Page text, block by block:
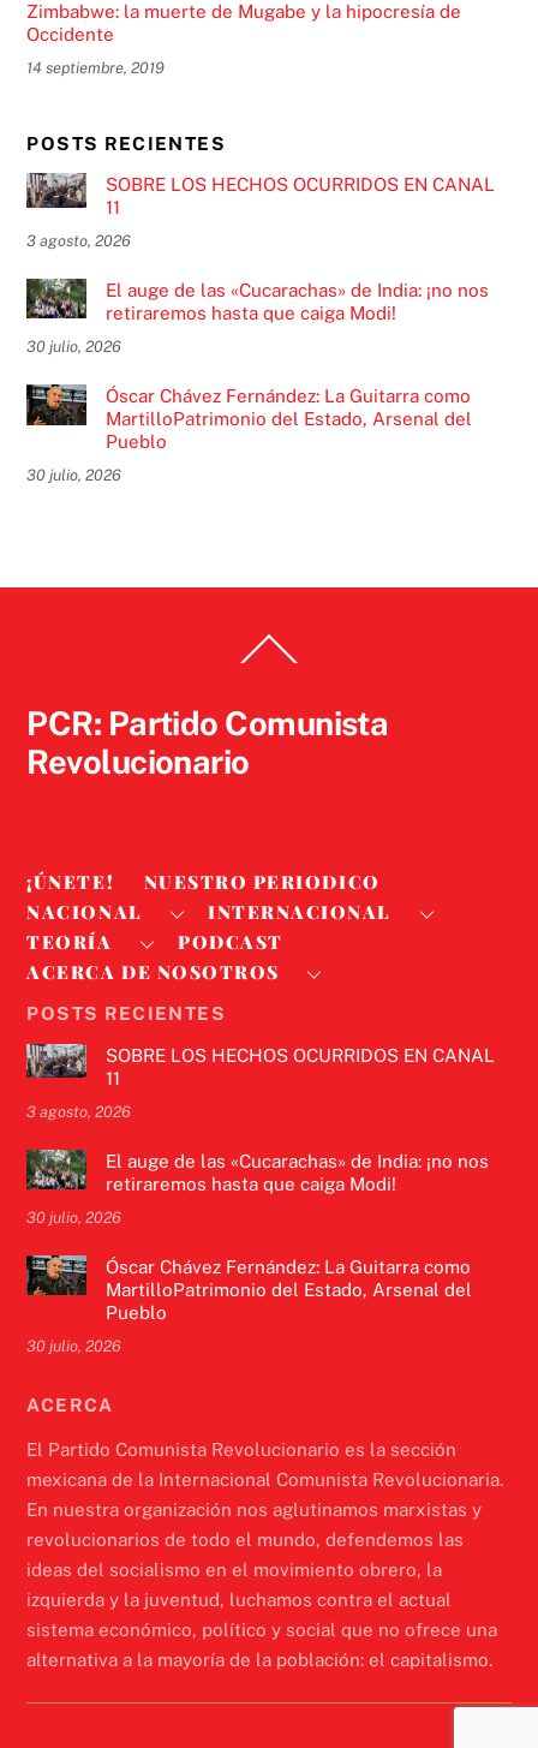
Zimbabwe: la muerte de Mugabe y la hipocresía de
Occidente
14 septiembre, 2019
POSTS RECIENTES
SOBRE LOS HECHOS OCURRIDOS EN CANAL
11
3 agosto, 2026
El auge de las «Cucarachas» de India: ¡no nos
retiraremos hasta que caiga Modi!
30 julio, 2026
Óscar Chávez Fernández: La Guitarra como
MartilloPatrimonio del Estado, Arsenal del
Pueblo
30 julio, 2026
To
PCR: Partido Comunista
Revolucionario
¡ÚNETE!
NUESTRO PERIODICO
NACIONAL
INTERNACIONAL
TEORÍA
PODCAST
ACERCA DE NOSOTROS
POSTS RECIENTES
SOBRE LOS HECHOS OCURRIDOS EN CANAL
11
3 agosto, 2026
El auge de las «Cucarachas» de India: ¡no nos
retiraremos hasta que caiga Modi!
30 julio, 2026
Óscar Chávez Fernández: La Guitarra como
MartilloPatrimonio del Estado, Arsenal del
Pueblo
30 julio, 2026
ACERCA
El Partido Comunista Revolucionario es la sección
mexicana de la Internacional Comunista Revolucionaria.
En nuestra organización nos aglutinamos marxistas y
revolucionarios de todo el mundo, defendemos las
ideas del socialismo en el movimiento obrero, la
izquierda y la juventud, luchamos contra el actual
sistema económico, político y social que no ofrece una
alternativa a la mayoría de la población: el capitalismo.